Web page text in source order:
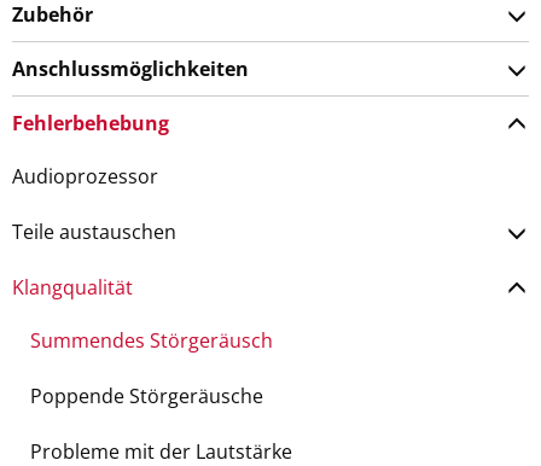
Zubehör
Anschlussmöglichkeiten
Fehlerbehebung
Audioprozessor
Teile austauschen
Klangqualität
Summendes Störgeräusch
Poppende Störgeräusche
Probleme mit der Lautstärke